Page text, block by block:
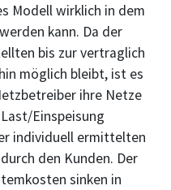
Modell wirklich in dem
kann. Da der
bis zur vertraglich
möglich bleibt, ist es
ihre Netze
Einspeisung
individuell ermittelten
den Kunden. Der
sinken in